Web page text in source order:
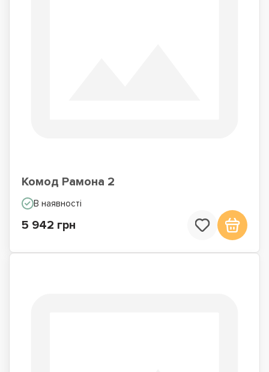
Комод Рамона 2
В наявності
5 942 грн